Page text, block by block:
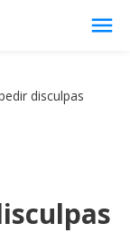
menu
disculpas